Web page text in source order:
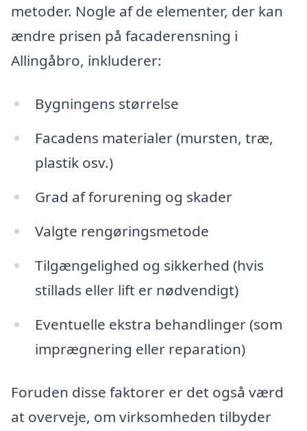
metoder. Nogle af de elementer, der kan
ændre prisen på facaderensning i
Allingåbro, inkluderer:
Bygningens størrelse
Facadens materialer (mursten, træ,
plastik osv.)
Grad af forurening og skader
Valgte rengøringsmetode
Tilgængelighed og sikkerhed (hvis
stillads eller lift er nødvendigt)
Eventuelle ekstra behandlinger (som
imprægnering eller reparation)
Foruden disse faktorer er det også værd
at overveje, om virksomheden tilbyder